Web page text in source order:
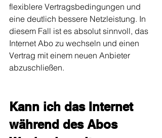
flexiblere Vertragsbedingungen und
eine deutlich bessere Netzleistung. In
diesem Fall ist es absolut sinnvoll, das
Internet Abo zu wechseln und einen
Vertrag mit einem neuen Anbieter
abzuschließen.
Kann ich das Internet
während des Abos